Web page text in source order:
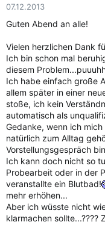
07.12.2013
Guten Abend an alle!
Vielen herzlichen Dank
Ich bin schon mal
diesem
Ich habe einfach große
allem später in einer
stoße, ich kein
automatisch als
Gedanke, wenn ich
natürlich zum Alltag
Vorstellungsgespräch
Ich kann doch nicht so
Probearbeit oder in der
veranstallte ein Blutbad!
mehr erhöhen...
Aber ich wüsste nicht
klarmachen sollte...????